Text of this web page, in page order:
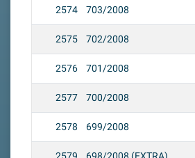
2574 703/2008
2575 702/2008
2576 701/2008
2577 700/2008
2578 699/2008